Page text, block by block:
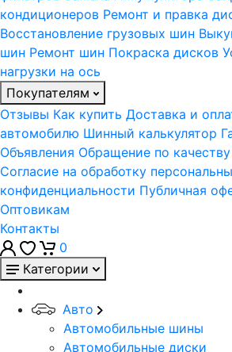
кондиционеров Ремонт и правка
Восстановление грузовых шин
шин Ремонт шин Покраска дисков
нагрузки на ось
Покупателям
Отзывы Как купить Доставка и
автомобилю Шинный калькулятор
Объявления Обращение по качеству
Согласие на обработку
конфиденциальности Публичная
Оптовикам
Контакты
0
Категории
Авто
Автомобильные шины
Автомобильные диски